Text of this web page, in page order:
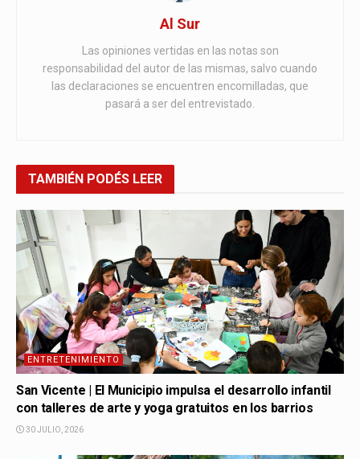
Al Sur
Las opiniones vertidas en las notas son
responsabilidad del autor de las mismas, salvo cuando
las declaraciones se encuentren encomilladas, que
pasará a ser del entrevistado.
TAMBIÉN PODÉS LEER
ENTRETENIMIENTO
San Vicente | El Municipio impulsa el desarrollo infantil
con talleres de arte y yoga gratuitos en los barrios
30 JULIO, 2026